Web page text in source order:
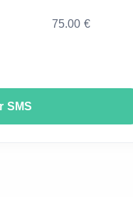
75.00 €
SMS